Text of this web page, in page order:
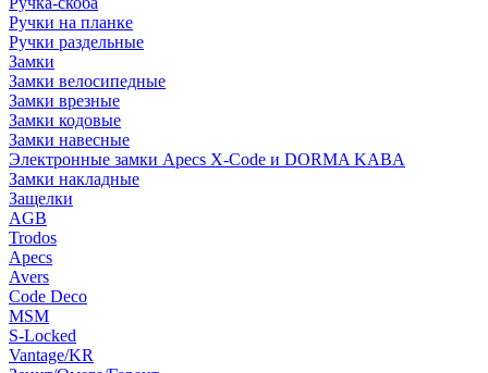
Ручки на планке
Ручки раздельные
Замки
Замки велосипедные
Замки врезные
Замки кодовые
Замки навесные
Электронные замки Apecs X-Code и DORMA KABA
Замки накладные
Защелки
AGB
Trodos
Apecs
Avers
Code Deco
MSM
S-Locked
Vantage/KR